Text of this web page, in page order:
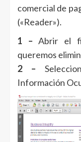
comercial de
(«Reader»).
1 – Abrir el
queremos
2 –
Información